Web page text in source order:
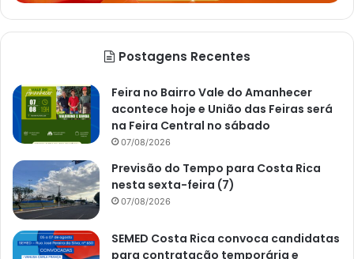
Postagens Recentes
Feira no Bairro Vale do Amanhecer
acontece hoje e União das Feiras será
na Feira Central no sábado
07/08/2026
Previsão do Tempo para Costa Rica
nesta sexta-feira (7)
07/08/2026
SEMED Costa Rica convoca candidatas
para contratação temporária e